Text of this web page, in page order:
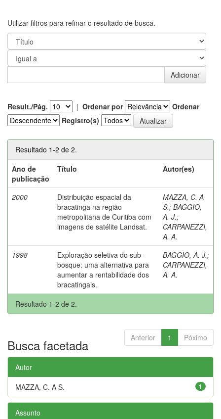
Utilizar filtros para refinar o resultado de busca.
Result./Pág. | Ordenar por
Ordenar
Registro(s)
Resultado 1-2 de 2.
Ano de
publicação
Título Autor(es)
2000
Distribuição espacial da
bracatinga na região
metropolitana de Curitiba com
imagens de satélite Landsat.
MAZZA, C. A
S.; BAGGIO,
A. J.;
CARPANEZZI,
A. A.
1998
Exploração seletiva do sub-
bosque: uma alternativa para
aumentar a rentabilidade dos
bracatingais.
BAGGIO, A. J.;
CARPANEZZI,
A. A.
Resultado 1-2 de 2.
Anterior 1 Póximo
Busca facetada
Autor
1
MAZZA, C. A S.
Assunto